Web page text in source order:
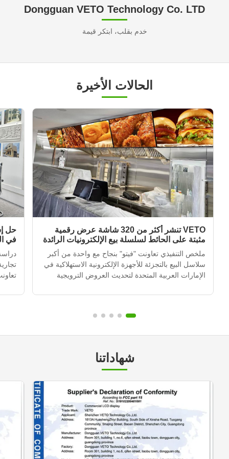
Dongguan VETO Technology Co. LTD
خدم بقلب، ابتكر قيمة
الحالات الأخيرة
VETO تنشر أكثر من 320 شاشة عرض رقمية
مثبتة على الحائط لسلسلة بيع الإلكترونيات الرائدة
في الإمارات العربية المتحدة
ملخص التنفيذي تعاونت "فيتو" بنجاح مع واحدة من أكبر
سلاسل البيع بالتجزئة للأجهزة الإلكترونية الاستهلاكية في
الإمارات العربية المتحدة لتحديث العروض الترويجية
نشر أكثر من 320 وحدة إشارة رقمية مثبتة على الجدار
حل
في
شهاداتنا